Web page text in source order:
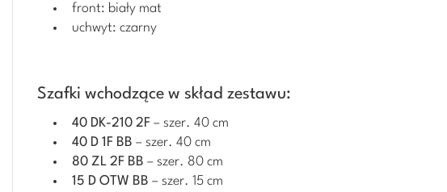
front: biały mat
uchwyt: czarny
Szafki wchodzące w skład zestawu:
40 DK-210 2F – szer. 40 cm
40 D 1F BB – szer. 40 cm
80 ZL 2F BB – szer. 80 cm
15 D OTW BB – szer. 15 cm